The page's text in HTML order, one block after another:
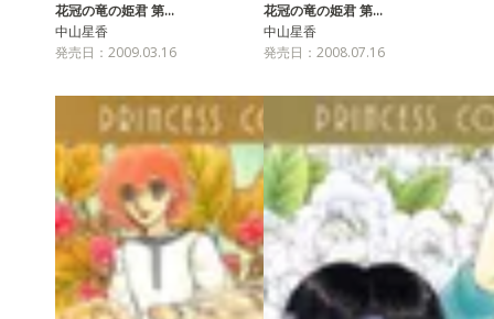
花冠の竜の姫君 第…
中山星香
発売日：2009.03.16
花冠の竜の姫君 第…
中山星香
発売日：2008.07.16